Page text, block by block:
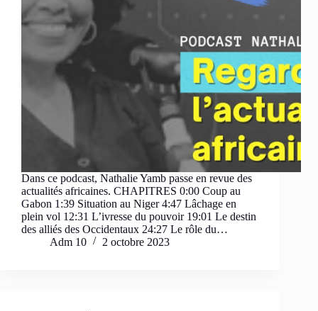
Dans ce podcast, Nathalie Yamb passe en revue des
actualités africaines. CHAPITRES 0:00 Coup au
Gabon 1:39 Situation au Niger 4:47 Lâchage en
plein vol 12:31 L’ivresse du pouvoir 19:01 Le destin
des alliés des Occidentaux 24:27 Le rôle du…
Adm 10
2 octobre 2023